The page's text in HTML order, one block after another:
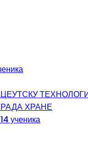
ХРАНЕ
ученика